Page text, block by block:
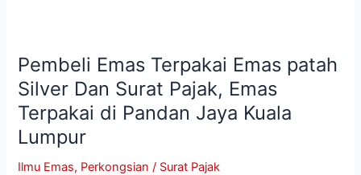
Pembeli Emas Terpakai Emas patah
Silver Dan Surat Pajak, Emas
Terpakai di Pandan Jaya Kuala
Lumpur
Ilmu Emas, Perkongsian / Surat Pajak
Pembeli
Emas
Terpakai
Emas
patah